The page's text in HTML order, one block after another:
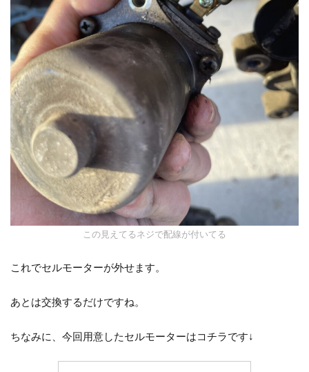
この見えてるネジで配線が付いてる
これでセルモーターが外せます。
あとは交換するだけですね。
ちなみに、今回用意したセルモーターはコチラです↓